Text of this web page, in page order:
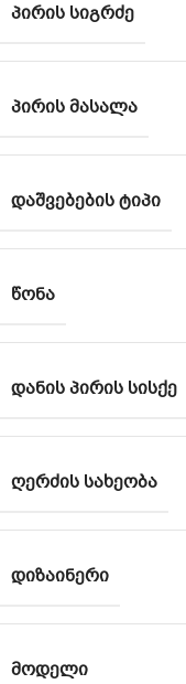
ᲞᲘᲠᲘᲡ ᲡᲘᲒᲠᲫᲔ
ᲞᲘᲠᲘᲡ ᲛᲐᲡᲐᲚᲐ
ᲓᲐᲨᲕᲔᲑᲔᲑᲘᲡ ᲢᲘᲞᲘ
ᲬᲝᲜᲐ
ᲓᲐᲜᲘᲡ ᲞᲘᲠᲘᲡ ᲡᲘᲡᲥᲔ
ᲦᲔᲠᲫᲘᲡ ᲡᲐᲮᲔᲝᲑᲐ
ᲓᲘᲖᲐᲘᲜᲔᲠᲘ
ᲛᲝᲓᲔᲚᲘ